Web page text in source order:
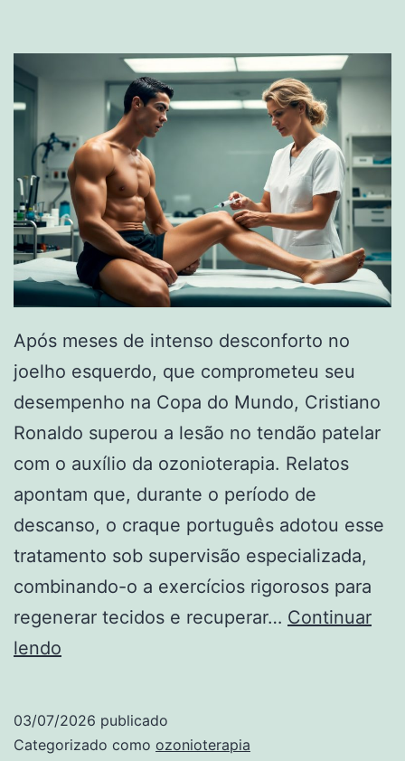
Após meses de intenso desconforto no
joelho esquerdo, que comprometeu seu
desempenho na Copa do Mundo, Cristiano
Ronaldo superou a lesão no tendão patelar
com o auxílio da ozonioterapia. Relatos
apontam que, durante o período de
descanso, o craque português adotou esse
tratamento sob supervisão especializada,
combinando-o a exercícios rigorosos para
regenerar tecidos e recuperar… Continuar
lendo
Cristiano
03/07/2026 publicado
Categorizado como ozonioterapia